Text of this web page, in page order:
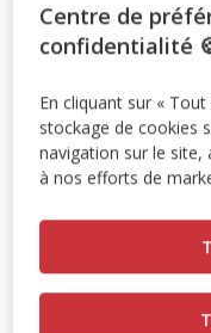
-10% sur votre
Animalis. Offre non
Code: WELCOME10
Options de livraison
Centre de
confidentialité
En cliquant sur «
stockage de cookies
navigation sur le
à nos efforts de